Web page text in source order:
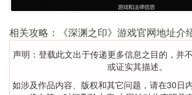
相关攻略：《深渊之印》游戏官网地址介
声明：登载此文出于传递更多信息之目的，并
或证实其描述。
如涉及作品内容、版权和其它问题，请在30日